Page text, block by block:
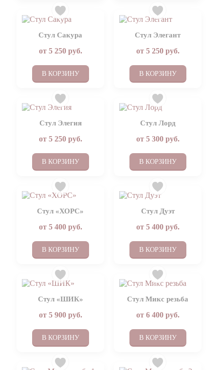
Стул Сакура
от 5 250руб.
В КОРЗИНУ
Стул Элегант
от 5 250руб.
В КОРЗИНУ
Стул Элегия
от 5 250руб.
В КОРЗИНУ
Стул Лорд
от 5 300руб.
В КОРЗИНУ
Стул «ХОРС»
от 5 400руб.
В КОРЗИНУ
Стул Дуэт
от 5 400руб.
В КОРЗИНУ
Стул «ШИК»
от 5 900руб.
В КОРЗИНУ
Стул Микс резьба
от 6 400руб.
В КОРЗИНУ